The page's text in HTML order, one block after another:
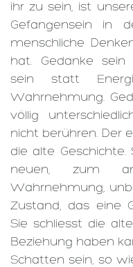
ihr zu sein, ist
Gefangensein in
menschliche
hat. Gedanke sein
sein statt
Wahrnehmung.
völlig
nicht berühren. Der
die alte
neuen, zum
Wahrnehmung,
Zustand, das eine
Sie schliesst die
Beziehung haben
Schatten sein, so